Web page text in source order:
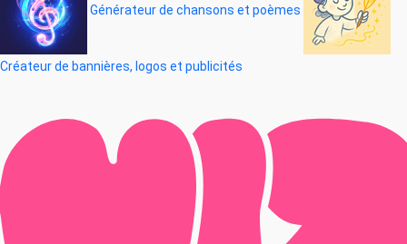
Générateur de chansons et poèmes
Créateur de bannières, logos et publicités